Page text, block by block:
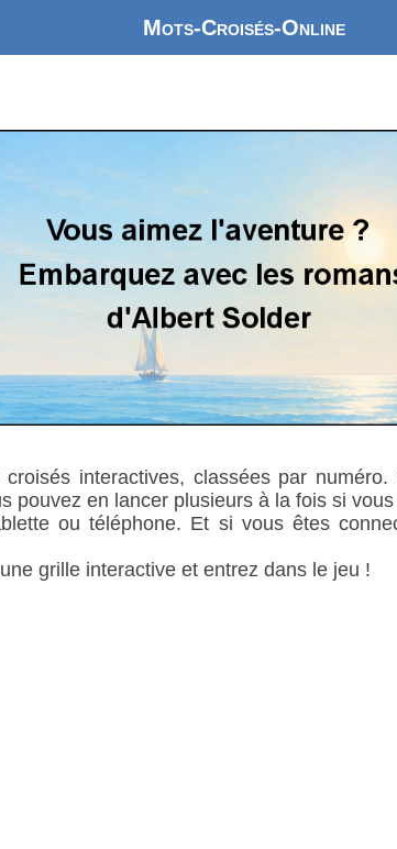
Mots-Croisés-Online
interactives, classées par
pouvez en lancer plusieurs à la fois si
ou téléphone. Et si vous êtes
grille interactive et entrez dans le jeu !